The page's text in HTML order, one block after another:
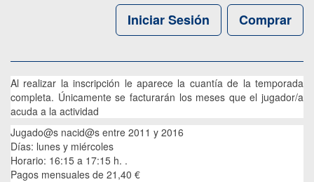
Comprar
Iniciar Sesión
Al realizar la inscripción le aparece la cuantía de la temporada
completa. Únicamente se facturarán los meses que el jugador/a
acuda a la actividad
Jugado@s nacid@s entre 2011 y 2016
Días: lunes y miércoles
Horario: 16:15 a 17:15 h. .
Pagos mensuales de 21,40 €